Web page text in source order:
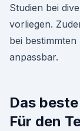
Studien bei
vorliegen.
bei
anpassbar.
Das
Für den